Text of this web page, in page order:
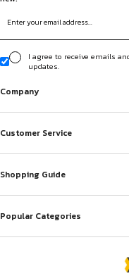
I agree to receive emails
updates.
Company
Customer Service
Shopping Guide
Popular Categories